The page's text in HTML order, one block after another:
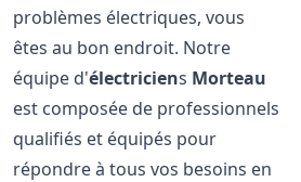
problèmes électriques, vous
êtes au bon endroit. Notre
équipe d'électriciens Morteau
est composée de professionnels
qualifiés et équipés pour
répondre à tous vos besoins en